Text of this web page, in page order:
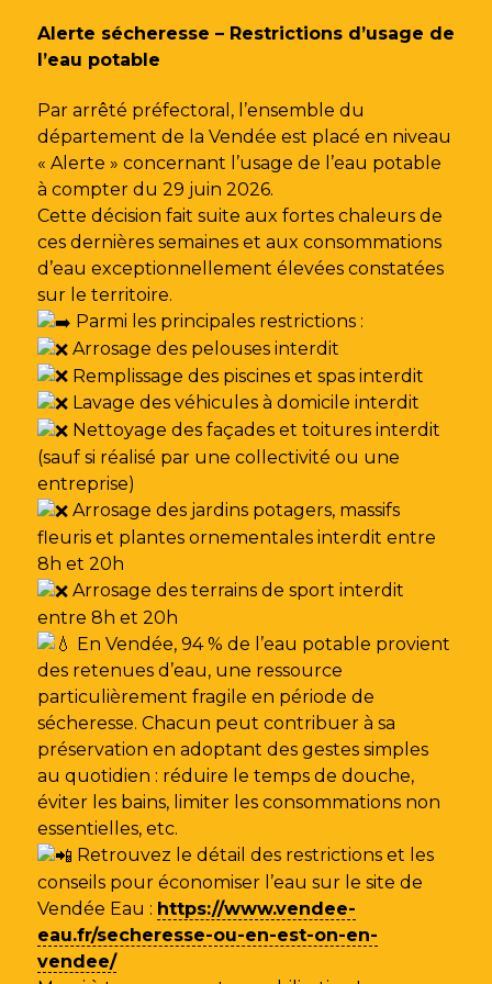
Alerte sécheresse – Restrictions d’usage de
l’eau potable
Par arrêté préfectoral, l’ensemble du
département de la Vendée est placé en niveau
« Alerte » concernant l’usage de l’eau potable
à compter du 29 juin 2026.
Cette décision fait suite aux fortes chaleurs de
ces dernières semaines et aux consommations
d’eau exceptionnellement élevées constatées
sur le territoire.
Parmi les principales restrictions :
Arrosage des pelouses interdit
Remplissage des piscines et spas interdit
Lavage des véhicules à domicile interdit
Nettoyage des façades et toitures interdit
(sauf si réalisé par une collectivité ou une
entreprise)
Arrosage des jardins potagers, massifs
fleuris et plantes ornementales interdit entre
8h et 20h
Arrosage des terrains de sport interdit
entre 8h et 20h
En Vendée, 94 % de l’eau potable provient
des retenues d’eau, une ressource
particulièrement fragile en période de
sécheresse. Chacun peut contribuer à sa
préservation en adoptant des gestes simples
au quotidien : réduire le temps de douche,
éviter les bains, limiter les consommations non
essentielles, etc.
Retrouvez le détail des restrictions et les
conseils pour économiser l’eau sur le site de
Vendée Eau : https://www.vendee-
eau.fr/secheresse-ou-en-est-on-en-
vendee/